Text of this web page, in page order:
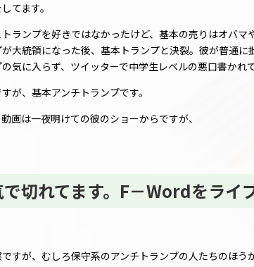
てます。
ランプを好きではなかったけど、基本の売りはオバマ
が大統領になった後、基本トランプと決裂。彼が普通
の気に入らず、ツイッターで中学生レベルの悪口書かれ
が、基本アンチトランプです。
画は一夜明けての彼のショーからですが、
切れてます。F－Wordをライ
すが、むしろ保守系のアンチトランプの人たちのほう